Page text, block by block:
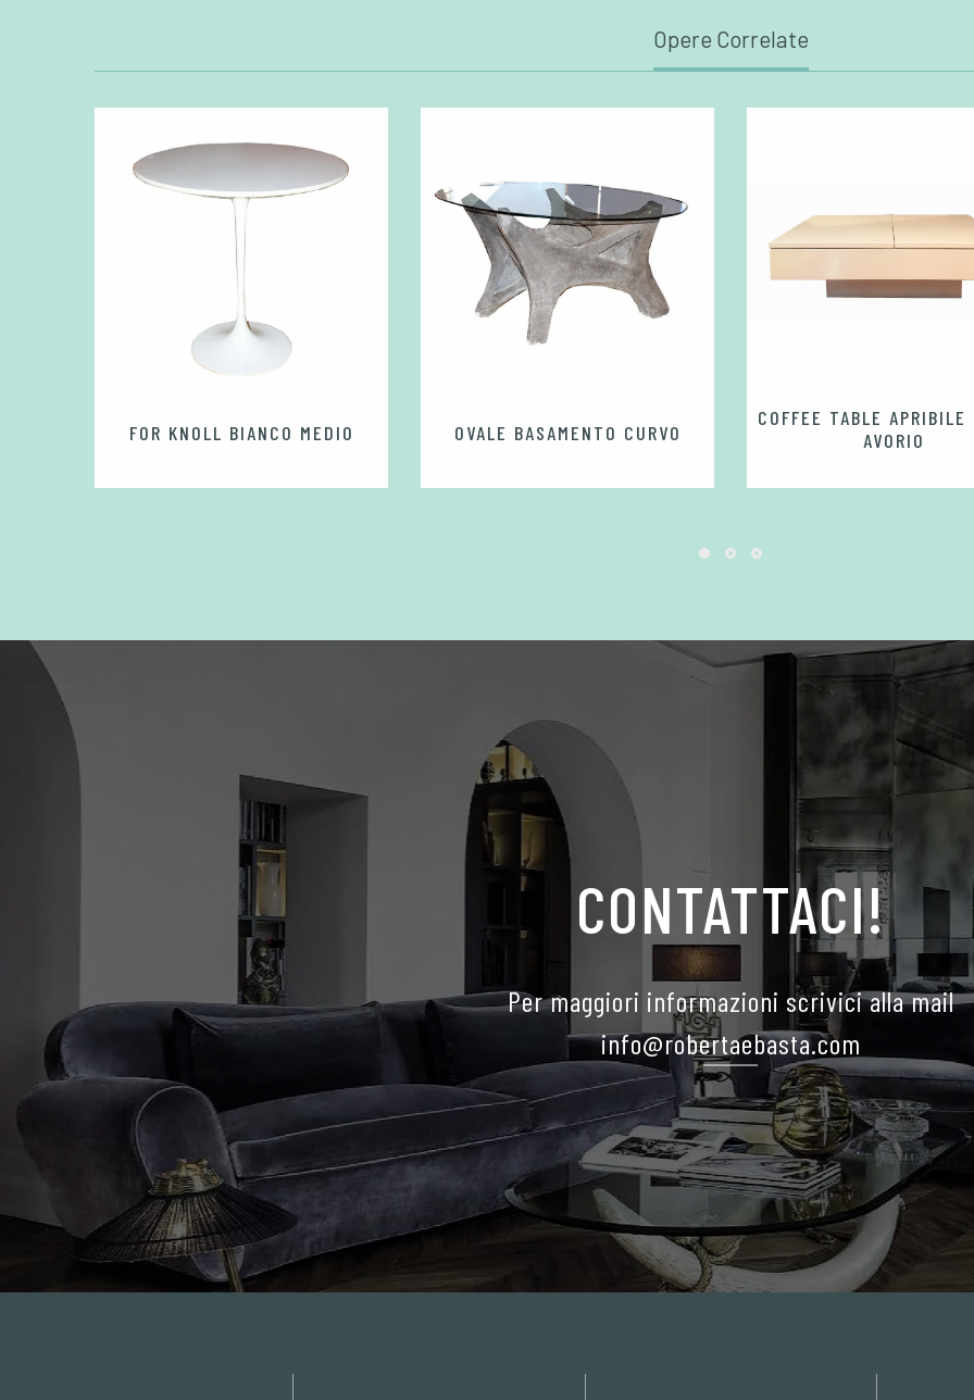
Opere Correlate
FOR KNOLL BIANCO MEDIO OVALE BASAMENTO CURVO
COFFEE TABLE APRIBILE
AVORIO
CONTATTACI!
Per maggiori informazioni scrivici alla mail
info@robertaebasta.com